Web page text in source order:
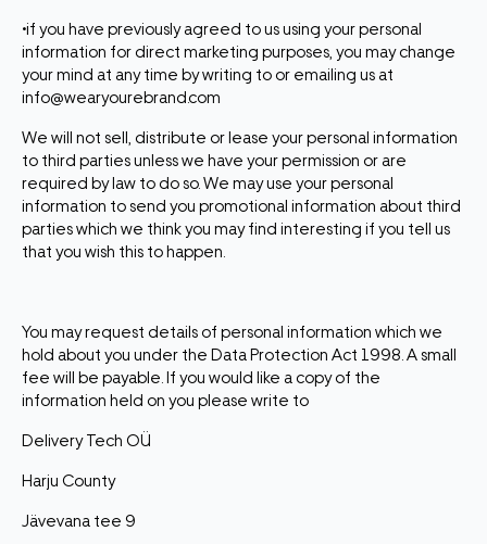
•if you have previously agreed to us using your personal
information for direct marketing purposes, you may change
your mind at any time by writing to or emailing us at
info@wearyourebrand.com
We will not sell, distribute or lease your personal information
to third parties unless we have your permission or are
required by law to do so. We may use your personal
information to send you promotional information about third
parties which we think you may find interesting if you tell us
that you wish this to happen.
You may request details of personal information which we
hold about you under the Data Protection Act 1998. A small
fee will be payable. If you would like a copy of the
information held on you please write to
Delivery Tech OÜ
Harju County
Jävevana tee 9